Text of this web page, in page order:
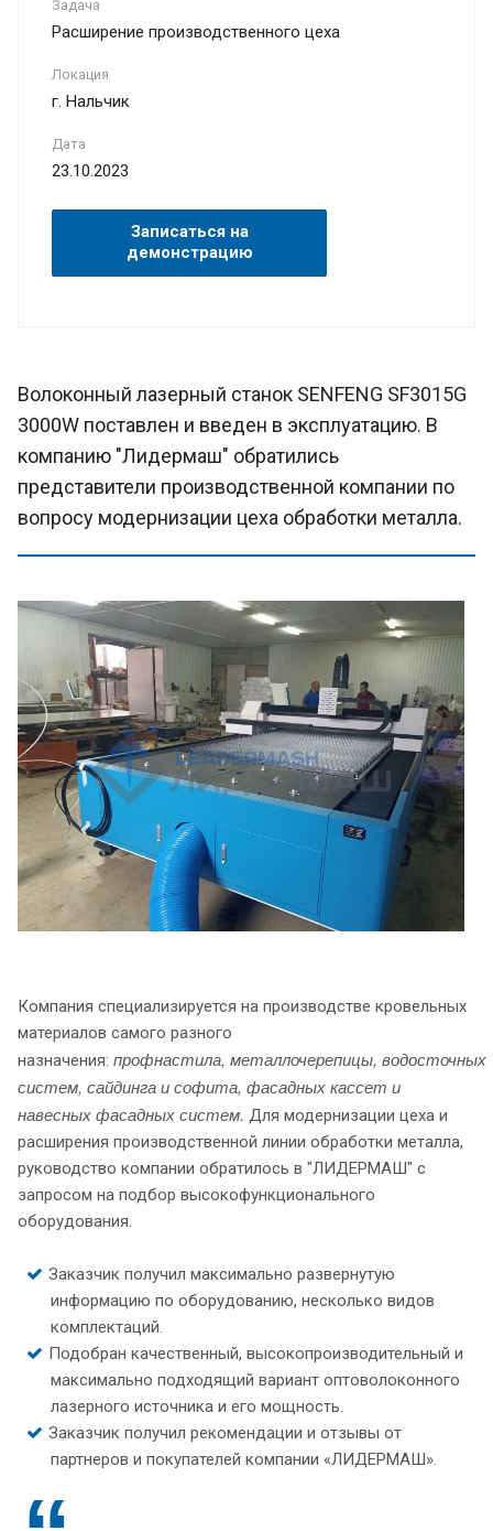
Задача
Расширение производственного цеха
Локация
г. Нальчик
Дата
23.10.2023
Записаться на
демонстрацию
Волоконный лазерный станок SENFENG SF3015G
3000W поставлен и введен в эксплуатацию. В
компанию "Лидермаш" обратились
представители производственной компании по
вопросу модернизации цеха обработки металла.
Компания специализируется на производстве кровельных
материалов самого разного
назначения: профнастила, металлочерепицы, водосточных
систем, сайдинга и софита, фасадных кассет и
навесных фасадных систем. Для модернизации цеха и
расширения производственной линии обработки металла,
руководство компании обратилось в "ЛИДЕРМАШ" с
запросом на подбор высокофункционального
оборудования.
Заказчик получил максимально развернутую
информацию по оборудованию, несколько видов
комплектаций.
Подобран качественный, высокопроизводительный и
максимально подходящий вариант оптоволоконного
лазерного источника и его мощность.
Заказчик получил рекомендации и отзывы от
партнеров и покупателей компании «ЛИДЕРМАШ».